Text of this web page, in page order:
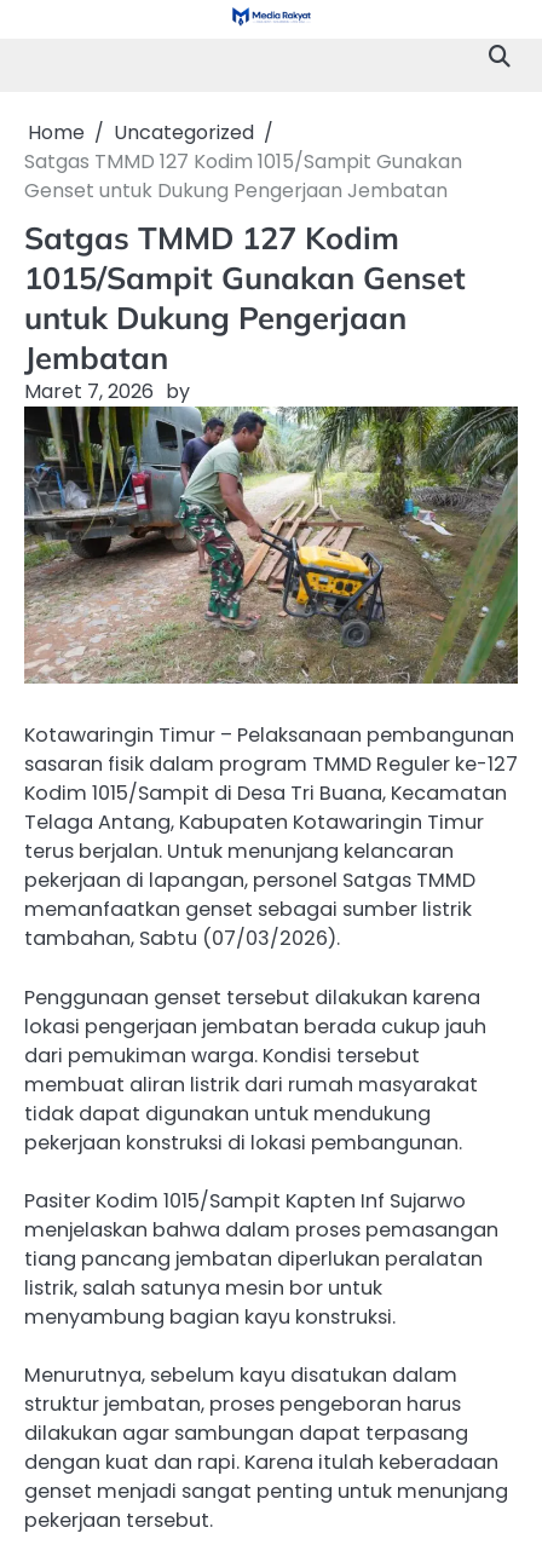
Home
Uncategorized
Satgas TMMD 127 Kodim 1015/Sampit Gunakan
Genset untuk Dukung Pengerjaan Jembatan
Satgas TMMD 127 Kodim
1015/Sampit Gunakan Genset
untuk Dukung Pengerjaan
Jembatan
Maret 7, 2026 by
Kotawaringin Timur – Pelaksanaan pembangunan
sasaran fisik dalam program TMMD Reguler ke-127
Kodim 1015/Sampit di Desa Tri Buana, Kecamatan
Telaga Antang, Kabupaten Kotawaringin Timur
terus berjalan. Untuk menunjang kelancaran
pekerjaan di lapangan, personel Satgas TMMD
memanfaatkan genset sebagai sumber listrik
tambahan, Sabtu (07/03/2026).
Penggunaan genset tersebut dilakukan karena
lokasi pengerjaan jembatan berada cukup jauh
dari pemukiman warga. Kondisi tersebut
membuat aliran listrik dari rumah masyarakat
tidak dapat digunakan untuk mendukung
pekerjaan konstruksi di lokasi pembangunan.
Pasiter Kodim 1015/Sampit Kapten Inf Sujarwo
menjelaskan bahwa dalam proses pemasangan
tiang pancang jembatan diperlukan peralatan
listrik, salah satunya mesin bor untuk
menyambung bagian kayu konstruksi.
Menurutnya, sebelum kayu disatukan dalam
struktur jembatan, proses pengeboran harus
dilakukan agar sambungan dapat terpasang
dengan kuat dan rapi. Karena itulah keberadaan
genset menjadi sangat penting untuk menunjang
pekerjaan tersebut.